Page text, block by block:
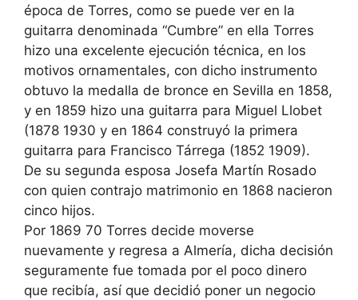
época de Torres, como se puede ver en la
guitarra denominada “Cumbre” en ella Torres
hizo una excelente ejecución técnica, en los
motivos ornamentales, con dicho instrumento
obtuvo la medalla de bronce en Sevilla en 1858,
y en 1859 hizo una guitarra para Miguel Llobet
(1878 1930 y en 1864 construyó la primera
guitarra para Francisco Tárrega (1852 1909).
De su segunda esposa Josefa Martín Rosado
con quien contrajo matrimonio en 1868 nacieron
cinco hijos.
Por 1869 70 Torres decide moverse
nuevamente y regresa a Almería, dicha decisión
seguramente fue tomada por el poco dinero
que recibía, así que decidió poner un negocio